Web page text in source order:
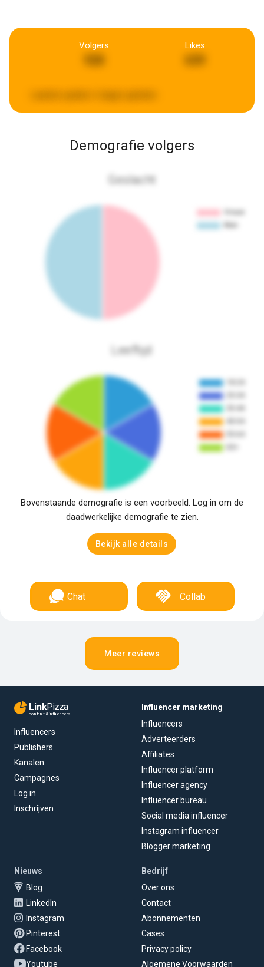
Volgers Likes
Demografie volgers
Geslacht
Leeftijd
Bovenstaande demografie is een voorbeeld. Log in om de
daadwerkelijke demografie te zien.
Bekijk alle details
Chat Collab
Meer reviews
LinkPizza
content & influencers
Influencers
Publishers
Kanalen
Campagnes
Log in
Inschrijven
Influencer marketing
Influencers
Adverteerders
Affiliates
Influencer platform
Influencer agency
Influencer bureau
Social media influencer
Instagram influencer
Blogger marketing
Nieuws
Blog
LinkedIn
Instagram
Pinterest
Facebook
Youtube
Bedrijf
Over ons
Contact
Abonnementen
Cases
Privacy policy
Algemene Voorwaarden